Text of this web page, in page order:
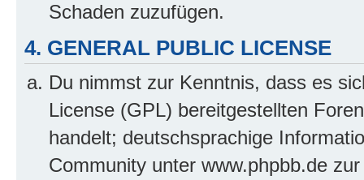
Schaden zuzufügen.
4. GENERAL PUBLIC LICENSE
Du nimmst zur Kenntnis, dass es
License (GPL) bereitgestellten
handelt; deutschsprachige
Community unter www.phpbb.de